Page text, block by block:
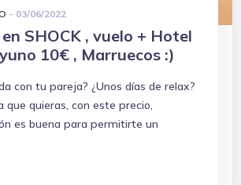
- 03/06/2022
SHOCK , vuelo + Hotel
10€ , Marruecos :)
con tu pareja? ¿Unos días de relax?
que quieras, con este precio,
es buena para permitirte un